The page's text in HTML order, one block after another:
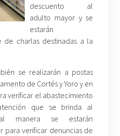
descuento al
adulto mayor y se
estarán
de charlas destinadas a la
se realizarán a postas
de Cortés y Yoro y en
verificar el abastecimiento
que se brinda al
manera se estarán
para verificar denuncias de